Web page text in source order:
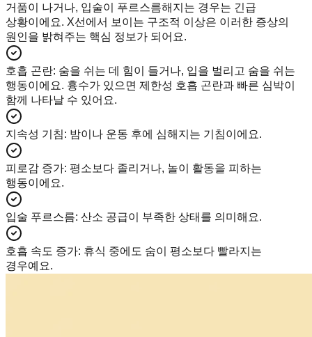
거품이 나거나, 입술이 푸르스름해지는 경우는 긴급
상황이에요. X선에서 보이는 구조적 이상은 이러한 증상의
원인을 밝혀주는 핵심 정보가 되어요.
호흡 곤란: 숨을 쉬는 데 힘이 들거나, 입을 벌리고 숨을 쉬는
행동이에요. 흉수가 있으면 제한성 호흡 곤란과 빠른 심박이
함께 나타날 수 있어요.
지속성 기침: 밤이나 운동 후에 심해지는 기침이에요.
피로감 증가: 평소보다 졸리거나, 놀이 활동을 피하는
행동이에요.
입술 푸르스름: 산소 공급이 부족한 상태를 의미해요.
호흡 속도 증가: 휴식 중에도 숨이 평소보다 빨라지는
경우예요.